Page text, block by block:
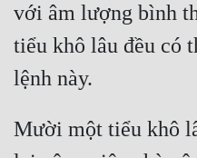
với âm lượng bình
tiểu khô lâu đều có
Mười một tiểu khô